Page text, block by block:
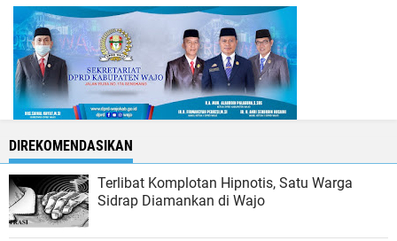
DIREKOMENDASIKAN
Terlibat Komplotan Hipnotis, Satu Warga
Sidrap Diamankan di Wajo